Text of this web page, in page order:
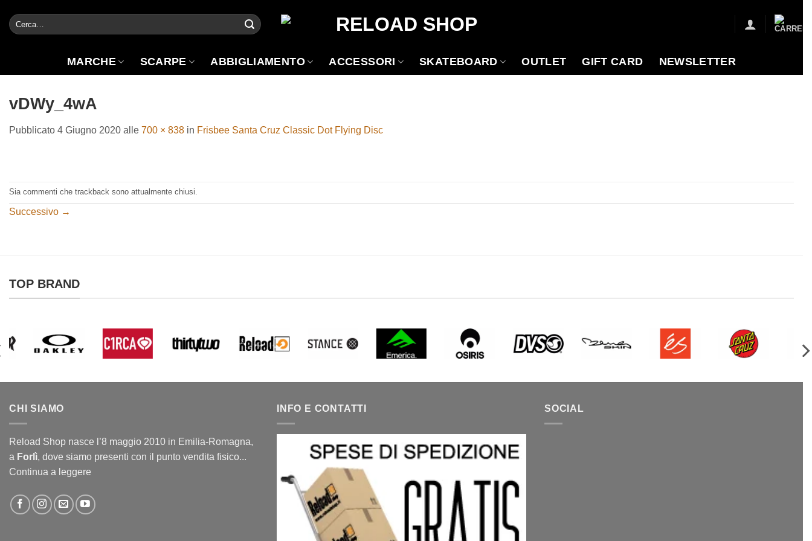
contenuti
Cerca:
MARCHE SCARPE ABBIGLIAMENTO ACCESSORI SKATEBOARD OUTLET GIFT CARD NEWSLETTER
vDWy_4wA
Pubblicato 4 Giugno 2020 alle 700 × 838 in Frisbee Santa Cruz Classic Dot Flying Disc
Sia commenti che trackback sono attualmente chiusi.
Successivo →
TOP BRAND
CHI SIAMO
Reload Shop nasce l’8 maggio 2010 in Emilia-Romagna,
a Forlì, dove siamo presenti con il punto vendita fisico...
Continua a leggere
INFO E CONTATTI SOCIAL